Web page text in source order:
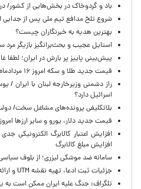
باد و گردوخاک در بخش‌هایی از کشور/
شروع تلخ مدافع تیم ملی پس از جدایی
بهترین هدیه به خبرنگاران چیست؟
استایل عجیب و بحث‌برانگیز بازیگر مرد
پیش‌بینی پاییز پر بارش در ایران؛ لطفا
قیمت جدید طلا و سکه امروز ۱۶ مردادماه ۱۴۰۵/ جدول
راز دشمنی وزیرخارجه لبنان با ایران
اسرائیل دارد؟
بلاتکلیفی پرونده‌های مشاغل سخت/
قیمت جدید دلار، یورو و سایر ارزها امروز ۱۶ مردادماه ۱۴۰۵/ جدول
افزایش اعتبار کالابرگ الکترونیکی
افزایش مبلغ کالابرگ
سامانه ضد موشکی لیزری؛ از بلوف
جزئیات ثبت ادعا، تهیه نقشه UTM و ارائه مادر سند اعلام شد
تلگراف: جنگ علیه ایران ممکن است به